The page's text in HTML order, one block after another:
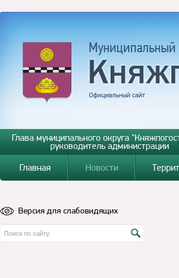
Глава муниципального округа
руководитель администрации
Главная
Новости
Версия для слабовидящих